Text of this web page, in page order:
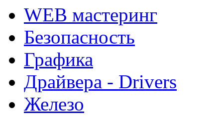
WEB мастеринг
Безопасность
Графика
Драйвера - Drivers
Железо